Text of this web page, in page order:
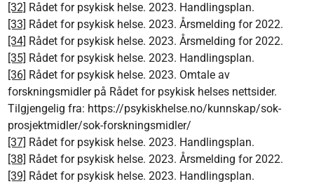
[32] Rådet for psykisk helse. 2023. Handlingsplan.
[33] Rådet for psykisk helse. 2023. Årsmelding for 2022.
[34] Rådet for psykisk helse. 2023. Årsmelding for 2022.
[35] Rådet for psykisk helse. 2023. Handlingsplan.
[36] Rådet for psykisk helse. 2023. Omtale av
forskningsmidler på Rådet for psykisk helses nettsider.
Tilgjengelig fra: https://psykiskhelse.no/kunnskap/sok-
prosjektmidler/sok-forskningsmidler/
[37] Rådet for psykisk helse. 2023. Handlingsplan.
[38] Rådet for psykisk helse. 2023. Årsmelding for 2022.
[39] Rådet for psykisk helse. 2023. Handlingsplan.